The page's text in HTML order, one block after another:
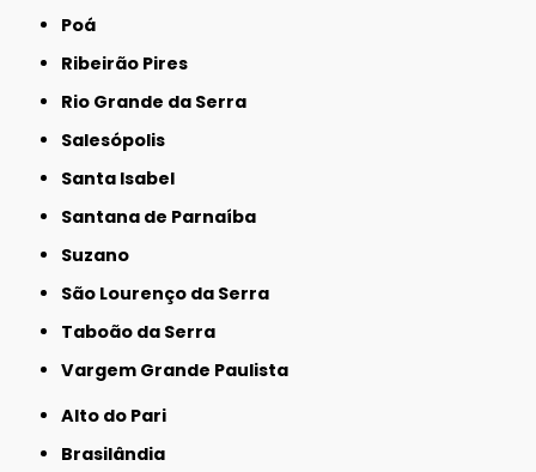
Poá
Ribeirão Pires
Rio Grande da Serra
Salesópolis
Santa Isabel
Santana de Parnaíba
Suzano
São Lourenço da Serra
Taboão da Serra
Vargem Grande Paulista
Alto do Pari
Brasilândia